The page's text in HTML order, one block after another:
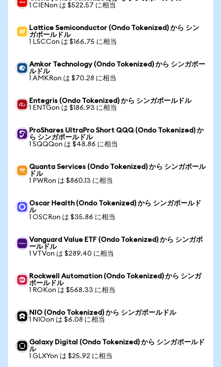
1 CIENon は $522.57 に相当
Lattice Semiconductor (Ondo Tokenized) から シン
ガポールドル
1 LSCCon は $166.75 に相当
Amkor Technology (Ondo Tokenized) から シンガポー
ルドル
1 AMKRon は $70.28 に相当
Entegris (Ondo Tokenized) から シンガポールドル
1 ENTGon は $186.93 に相当
ProShares UltraPro Short QQQ (Ondo Tokenized) か
ら シンガポールドル
1 SQQQon は $48.86 に相当
Quanta Services (Ondo Tokenized) から シンガポール
ドル
1 PWRon は $860.13 に相当
Oscar Health (Ondo Tokenized) から シンガポールド
ル
1 OSCRon は $35.86 に相当
Vanguard Value ETF (Ondo Tokenized) から シンガポ
ールドル
1 VTVon は $289.40 に相当
Rockwell Automation (Ondo Tokenized) から シンガ
ポールドル
1 ROKon は $568.33 に相当
NIO (Ondo Tokenized) から シンガポールドル
1 NIOon は $6.08 に相当
Galaxy Digital (Ondo Tokenized) から シンガポールド
ル
1 GLXYon は $25.92 に相当